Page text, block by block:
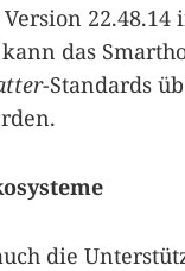
das
-Standards
die